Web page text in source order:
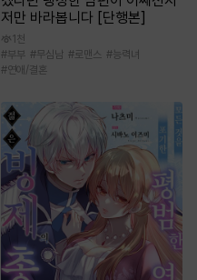
저만 바라봅니다 [단행본]
1천
#부부 #무심남 #로맨스 #능력녀
#연애/결혼